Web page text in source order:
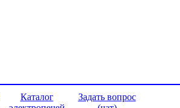
Каталог
Задать вопрос